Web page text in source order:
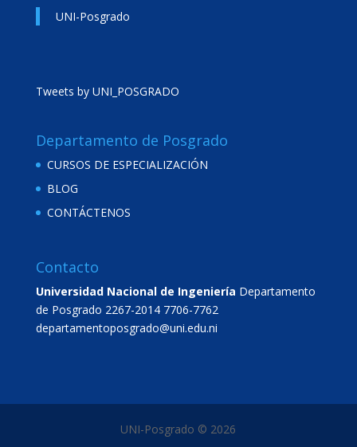
UNI-Posgrado
Tweets by UNI_POSGRADO
Departamento de Posgrado
CURSOS DE ESPECIALIZACIÓN
BLOG
CONTÁCTENOS
Contacto
Universidad Nacional de Ingeniería Departamento
de Posgrado 2267-2014 7706-7762
departamentoposgrado@uni.edu.ni
UNI-Posgrado © 2026